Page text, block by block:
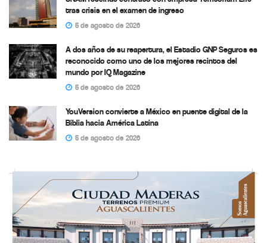
tras crisis en el examen de ingreso
5 de agosto de 2026
A dos años de su reapertura, el Estadio GNP Seguros es
reconocido como uno de los mejores recintos del
mundo por IQ Magazine
5 de agosto de 2026
YouVersion convierte a México en puente digital de la
Biblia hacia América Latina
5 de agosto de 2026